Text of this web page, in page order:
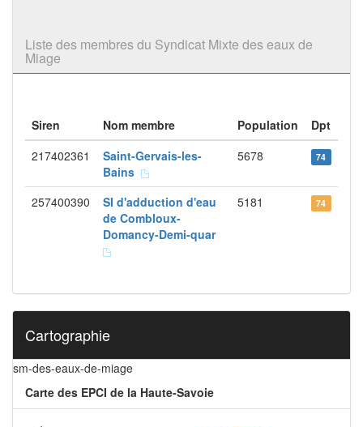
Liste des membres du Syndicat Mixte des eaux de
Miage
Siren Nom membre Population
Dpt
217402361
Saint-Gervais-les-
Bains
5678 74
257400390
SI d'adduction d'eau
de Combloux-
Domancy-Demi-quar
5181 74
Cartographie
sm-des-eaux-de-miage
Carte des EPCI de la Haute-Savoie